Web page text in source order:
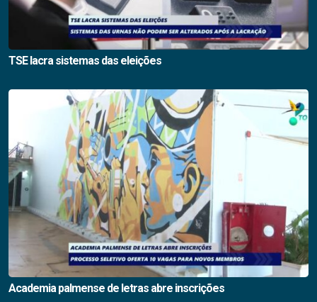
TSE lacra sistemas das eleições
Academia palmense de letras abre inscrições